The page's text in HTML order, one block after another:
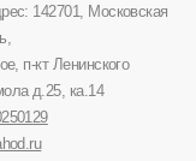
142701, Московская
п-кт Ленинского
д.25, ка.14